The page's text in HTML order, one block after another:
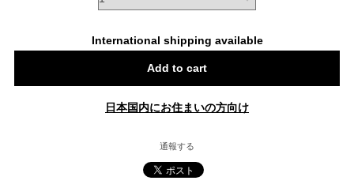
International shipping available
Add to cart
日本国内にお住まいの方向け
通報する